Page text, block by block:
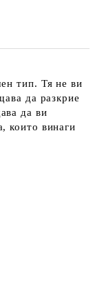
тип. Тя не ви
да разкрие
да ви
които винаги